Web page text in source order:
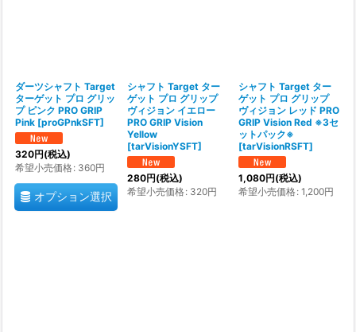
ダーツシャフト Target
ターゲット プロ グリッ
プ ピンク PRO GRIP
Pink [proGPnkSFT]
320円(税込)
希望小売価格: 360円
オプション選択
シャフト Target ター
ゲット プロ グリップ
ヴィジョン イエロー
PRO GRIP Vision
Yellow
[tarVisionYSFT]
280円(税込)
希望小売価格: 320円
シャフト Target ター
ゲット プロ グリップ
ヴィジョン レッド PRO
GRIP Vision Red ※3セ
ットパック※
[tarVisionRSFT]
1,080円(税込)
希望小売価格: 1,200円